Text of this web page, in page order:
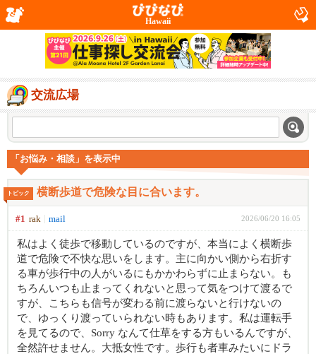
Hawaii
交流広場
「お悩み・相談」を表示中
トピック 横断歩道で危険な目に合います。
#1 rak mail 2026/06/20 16:05
私はよく徒歩で移動しているのですが、本当によく横断歩
道で危険で不快な思いをします。主に向かい側から右折す
る車が歩行中の人がいるにもかかわらずに止まらない。も
ちろんいつも止まってくれないと思って気をつけて渡るで
すが、こちらも信号が変わる前に渡らないと行けないの
で、ゆっくり渡っていられない時もあります。私は運転手
を見てるので、Sorry なんて仕草をする方もいるんですが、
全然許せません。大抵女性です。歩行も者車みたいにドラ